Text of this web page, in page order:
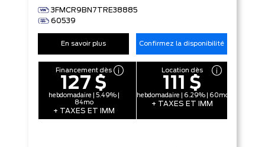
3FMCR9BN7TRE38885
60539
En savoir plus Confirmez la disponibilité
Financement dès
127 $
hebdomadaire | 5.49% |
84mo
+ TAXES ET IMM
Location dès
111 $
hebdomadaire | 6.29% | 60mo
+ TAXES ET IMM